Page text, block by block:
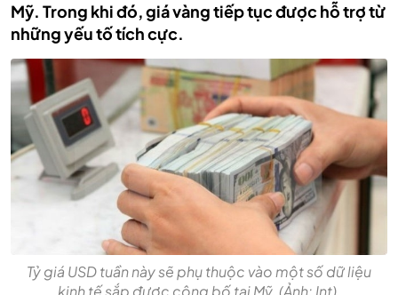
Mỹ. Trong khi đó, giá vàng tiếp tục được hỗ trợ từ
những yếu tố tích cực.
Tỷ giá USD tuần này sẽ phụ thuộc vào một số dữ liệu